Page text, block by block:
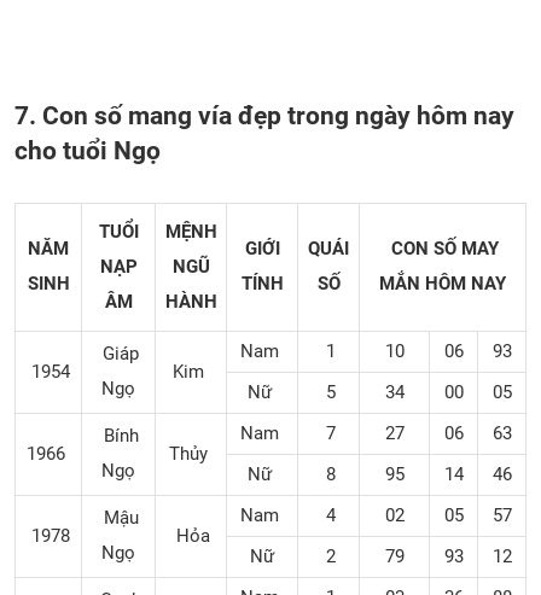
7. Con số mang vía đẹp trong ngày hôm nay
cho tuổi Ngọ
NĂM
SINH
TUỔI
NẠP
ÂM
MỆNH
NGŨ
HÀNH
GIỚI
TÍNH
QUÁI
SỐ
CON SỐ MAY
MẮN HÔM NAY
1954
Giáp
Ngọ
Kim
Nam 1 10 06
93
Nữ
5 34 00 05
1966
Bính
Ngọ
Thủy
Nam 7 27 06
63
Nữ
8 95 14 46
1978
Mậu
Ngọ
Hỏa
Nam 4 02 05
57
Nữ
2 79 93 12